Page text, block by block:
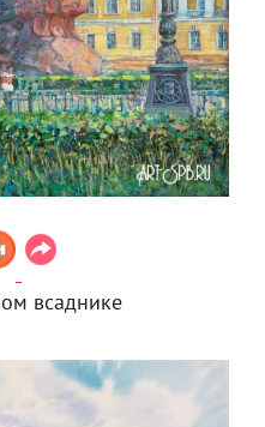
всаднике